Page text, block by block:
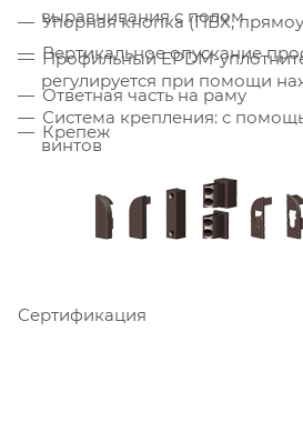
выравнивания с полом
Вертикальное опускание
регулируется при помощи
Система крепления: с
винтов
Упорная кнопка (ПВХ,
Профильный EPDM-
Ответная часть на раму
Крепеж
Сертификация